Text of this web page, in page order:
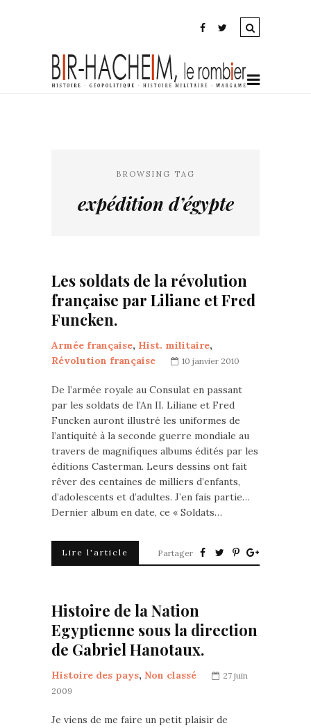
BROWSING TAG
expédition d’égypte
Les soldats de la révolution
française par Liliane et Fred
Funcken.
Armée française, Hist. militaire,
Révolution française
10 janvier 2010
De l’armée royale au Consulat en passant
par les soldats de l’An II. Liliane et Fred
Funcken auront illustré les uniformes de
l’antiquité à la seconde guerre mondiale au
travers de magnifiques albums édités par les
éditions Casterman. Leurs dessins ont fait
rêver des centaines de milliers d’enfants,
d’adolescents et d’adultes. J’en fais partie…
Dernier album en date, ce « Soldats…
Lire l'article Partager
Histoire de la Nation
Egyptienne sous la direction
de Gabriel Hanotaux.
Histoire des pays, Non classé
27 juin
2009
Je viens de me faire un petit plaisir de